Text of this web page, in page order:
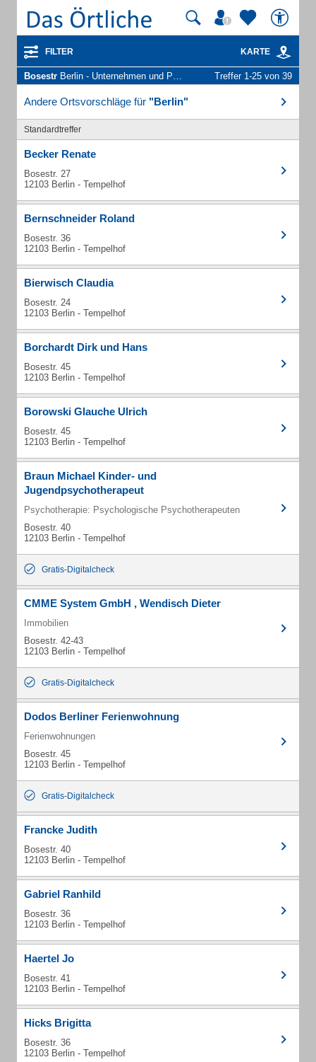
FILTER KARTE
Bosestr Berlin - Unternehmen und Personen Treffer 1-25 von 39
Andere Ortsvorschläge für "Berlin"
Standardtreffer
Becker Renate
Bosestr. 27
12103 Berlin - Tempelhof
Bernschneider Roland
Bosestr. 36
12103 Berlin - Tempelhof
Bierwisch Claudia
Bosestr. 24
12103 Berlin - Tempelhof
Borchardt Dirk und Hans
Bosestr. 45
12103 Berlin - Tempelhof
Borowski Glauche Ulrich
Bosestr. 45
12103 Berlin - Tempelhof
Braun Michael Kinder- und
Jugendpsychotherapeut
Psychotherapie: Psychologische Psychotherapeuten
Bosestr. 40
12103 Berlin - Tempelhof
Gratis-Digitalcheck
CMME System GmbH , Wendisch Dieter
Immobilien
Bosestr. 42-43
12103 Berlin - Tempelhof
Gratis-Digitalcheck
Dodos Berliner Ferienwohnung
Ferienwohnungen
Bosestr. 45
12103 Berlin - Tempelhof
Gratis-Digitalcheck
Francke Judith
Bosestr. 40
12103 Berlin - Tempelhof
Gabriel Ranhild
Bosestr. 36
12103 Berlin - Tempelhof
Haertel Jo
Bosestr. 41
12103 Berlin - Tempelhof
Hicks Brigitta
Bosestr. 36
12103 Berlin - Tempelhof